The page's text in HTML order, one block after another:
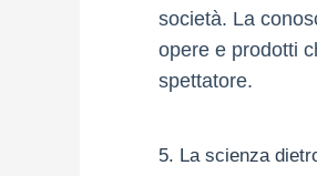
società. La
opere e prodotti
spettatore.
5. La scienza